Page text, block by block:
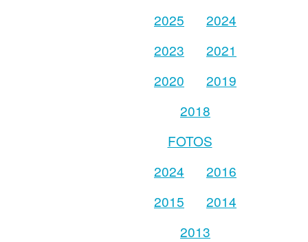
2025
2024
2023
2021
2020
2019
2018
FOTOS
2024
2016
2015
2014
2013